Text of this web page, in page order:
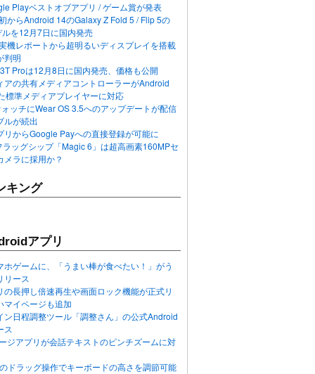
Playベストオブアプリ / ゲーム賞が発表
からAndroid 14のGalaxy Z Fold 5 / Flip 5の
を12月7日に国内発売
機レポートから超明るいディスプレイを搭載
判明
Proは12月8日に国内発売、価格も公開
アの共有メディアコントローラーがAndroid
標準メディアプレイヤーに対応
ッチにWear OS 3.5へのアップデートが配信
ルが続出
リからGoogle Payへの直接登録が可能に
ッグシップ「Magic 6」は超高画素160MPセ
メラに採用か？
キング
アプリ
ホゲームに、「うまい棒が食べたい！」がう
リース
の長押し倍速再生や画面ロック機能が正式リ
マイページも追加
ン日程調整ツール「調整さん」の公式Android
ス
ジアプリが会話テキストのピンチズームに対
ドラッグ操作でキーボードの高さを調節可能